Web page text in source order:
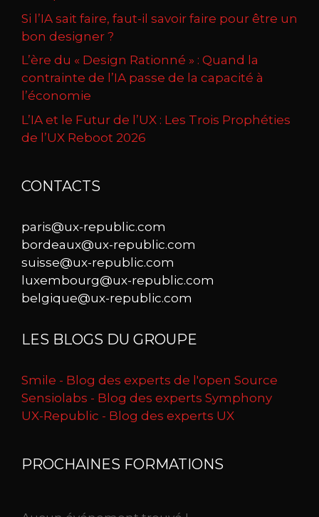
Si l’IA sait faire, faut-il savoir faire pour être un
bon designer ?
L’ère du « Design Rationné » : Quand la
contrainte de l’IA passe de la capacité à
l’économie
L’IA et le Futur de l’UX : Les Trois Prophéties
de l’UX Reboot 2026
CONTACTS
paris@ux-republic.com
bordeaux@ux-republic.com
suisse@ux-republic.com
luxembourg@ux-republic.com
belgique@ux-republic.com
LES BLOGS DU GROUPE
Smile - Blog des experts de l'open Source
Sensiolabs - Blog des experts Symphony
UX-Republic - Blog des experts UX
PROCHAINES FORMATIONS